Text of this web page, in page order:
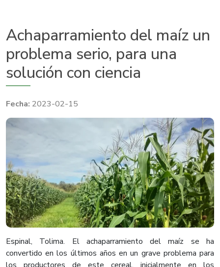
Achaparramiento del maíz un
problema serio, para una
solución con ciencia
2023-02-15
Espinal, Tolima. El achaparramiento del maíz se ha
convertido en los últimos años en un grave problema para